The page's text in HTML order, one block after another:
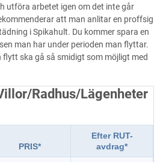
utföra arbetet igen om det inte går
att man anlitar en proffsig
i Spikahult. Du kommer spara en
man har under perioden man flyttar.
ska gå så smidigt som möjligt med
Radhus/Lägenheter
PRIS*
Efter RUT-
avdrag*